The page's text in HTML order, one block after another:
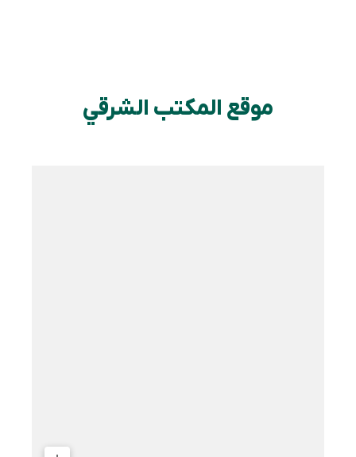
موقع المكتب الشرقي